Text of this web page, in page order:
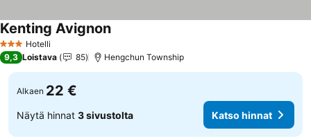
3 Tähtiluokitus
Hotelli
Kenting Avignon
9,3 Loistava 85 Hengchun Township
Alkaen 22 €
Näytä hinnat 3 sivustolta Katso hinnat